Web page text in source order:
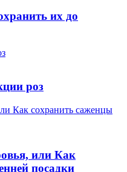
их до
роз
Как сохранить саженцы
или Как
посадки